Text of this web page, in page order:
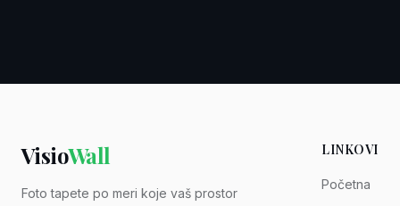
VisioWall
Foto tapete po meri koje vaš prostor
LINKOVI
Početna